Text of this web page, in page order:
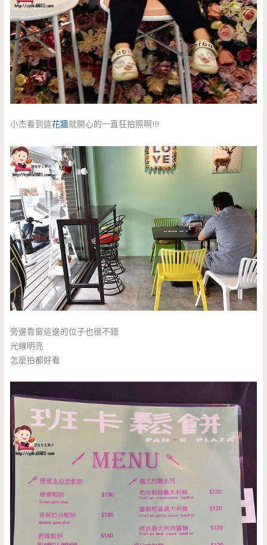
小杰看到這花牆就開心的一直狂拍照啊!!!
旁邊靠窗這邊的位子也很不錯
光線明亮
怎麼拍都好看